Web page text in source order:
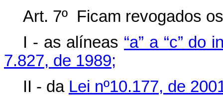
Art. 7º Ficam revogados
I - as alíneas “a” a “c” do
7.827, de 1989;
II - da Lei nº10.177, de